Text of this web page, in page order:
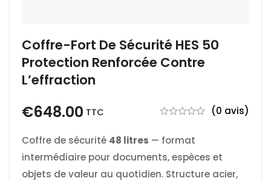
Coffre-Fort De Sécurité HES 50
Protection Renforcée Contre
L’effraction
€648.00 TTC (0 avis)
Coffre de sécurité 48 litres — format
intermédiaire pour documents, espèces et
objets de valeur au quotidien. Structure acier,